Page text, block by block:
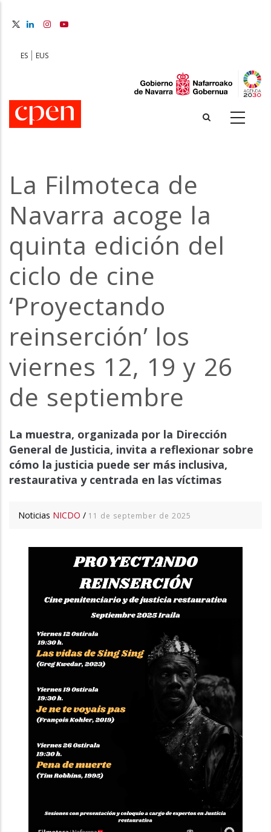
content
ES EUS
La Filmoteca de
Navarra acoge la
quinta edición del
ciclo de cine
‘Proyectando
reinserción’ los
viernes 12, 19 y 26
de septiembre
La muestra, organizada por la Dirección
General de Justicia, invita a reflexionar sobre
cómo la justicia puede ser más inclusiva,
restaurativa y centrada en las víctimas
Noticias NICDO / 11 de september de 2025